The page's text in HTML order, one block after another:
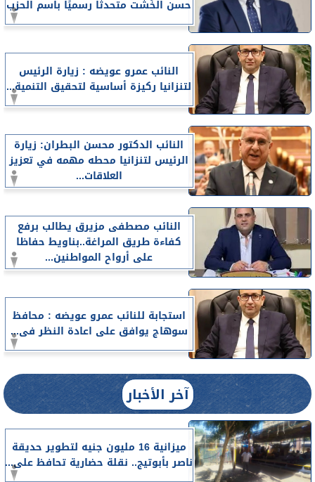
حسن الخُشْت متحدثًا رسميًا باسم الحزب
النائب عمرو عويضه : زيارة الرئيس
لتنزانيا ركيزة أساسية لتحقيق التنمية...
النائب الدكتور محسن البطران: زيارة
الرئيس لتنزانيا محطه مهمه في تعزيز
العلاقات...
النائب مصطفى مزيرق يطالب برفع
كفاءة طريق المراغة..بناويط حفاظا
على أرواح المواطنين...
استجابة للنائب عمرو عويضه : محافظ
سوهاج يوافق على اعادة النظر فى...
آخر الأخبار
ميزانية 16 مليون جنيه لتطوير حديقة
ناصر بأبوتيج.. نقلة حضارية تحافظ على...